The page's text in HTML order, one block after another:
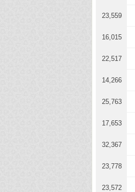
23,559
16,015
22,517
14,266
25,763
17,653
32,367
23,778
23,572